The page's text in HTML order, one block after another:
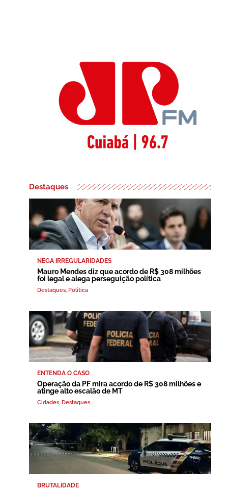
Destaques
NEGA IRREGULARIDADES
Mauro Mendes diz que acordo de R$ 308 milhões
foi legal e alega perseguição política
Destaques Política
ENTENDA O CASO
Operação da PF mira acordo de R$ 308 milhões e
atinge alto escalão de MT
Cidades Destaques
BRUTALIDADE